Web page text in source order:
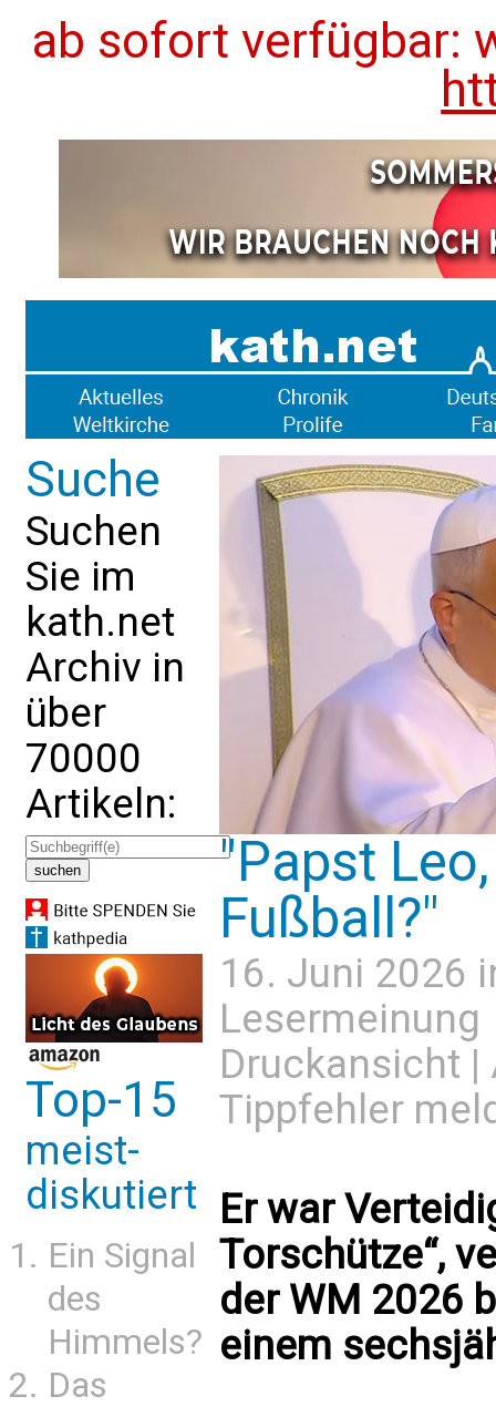
ab sofort verfügbar:
Suche
Suchen
Sie im
kath.net
Archiv in
über
70000
Artikeln:
Top-15
meist-
diskutiert
Ein Signal
des
Himmels?
Das
"Papst
Fußball?"
16. Juni 2026
Lesermeinung
Druckansicht |
Tippfehler
Er war
Torschütze“,
der WM 2026
einem